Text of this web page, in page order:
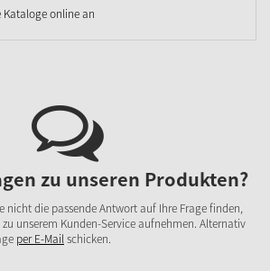
Kataloge online an
zu unseren Produkten?
nicht die passende Antwort auf Ihre Frage finden,
unserem Kunden-Service aufnehmen. Alternativ
per E-Mailschicken.